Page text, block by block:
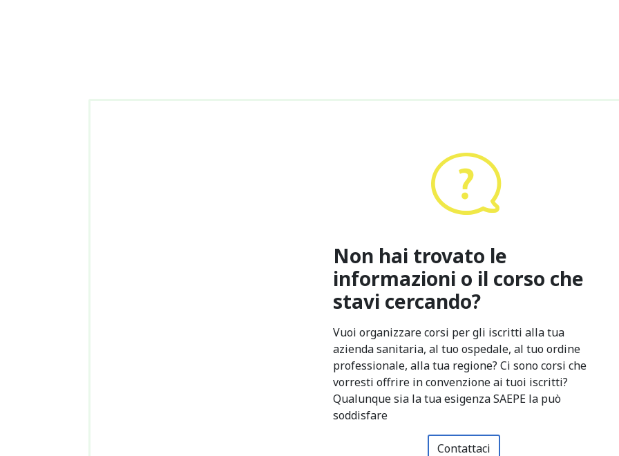
Non hai trovato le
informazioni o il corso che
stavi cercando?
Vuoi organizzare corsi per gli iscritti alla tua
azienda sanitaria, al tuo ospedale, al tuo ordine
professionale, alla tua regione? Ci sono corsi che
vorresti offrire in convenzione ai tuoi iscritti?
Qualunque sia la tua esigenza SAEPE la può
soddisfare
Contattaci